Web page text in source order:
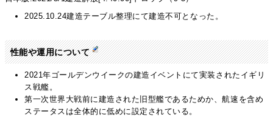
2025.10.24建造テーブル整理にて建造不可となった。
性能や運用について
2021年ゴールデンウイークの建造イベントにて実装されたイギリ
ス戦艦。
第一次世界大戦前に建造された旧型艦であるためか、航速を含め
ステータスは全体的に低めに設定されている。